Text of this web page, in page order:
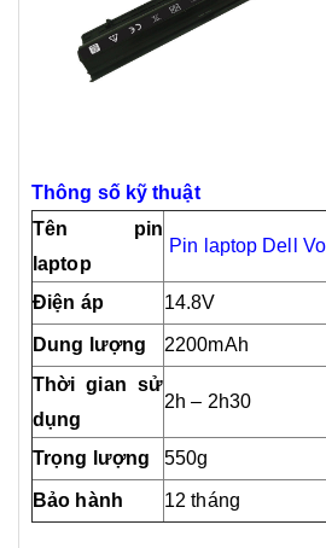
Thông số kỹ thuật
Tên pin
laptop
Pin laptop Dell
Điện áp 14.8V
Dung lượng
2200mAh
Thời gian sử
dụng
2h – 2h30
Trọng lượng 550g
Bảo hành 12 tháng